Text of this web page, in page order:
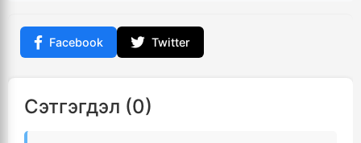
Facebook Twitter
Сэтгэгдэл (0)